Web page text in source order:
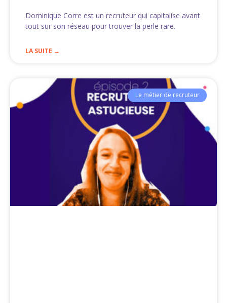
Dominique Corre est un recruteur qui capitalise avant
tout sur son réseau pour trouver la perle rare.
LA SUITE →
Le métier de recruteur